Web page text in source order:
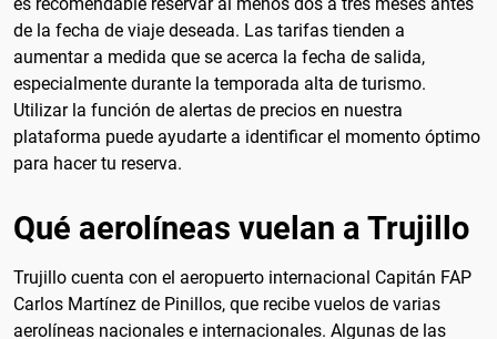
de la fecha de viaje deseada. Las tarifas tienden a
aumentar a medida que se acerca la fecha de salida,
especialmente durante la temporada alta de turismo.
Utilizar la función de alertas de precios en nuestra
plataforma puede ayudarte a identificar el momento óptimo
para hacer tu reserva.
Qué aerolíneas vuelan a Trujillo
Trujillo cuenta con el aeropuerto internacional Capitán FAP
Carlos Martínez de Pinillos, que recibe vuelos de varias
aerolíneas nacionales e internacionales. Algunas de las